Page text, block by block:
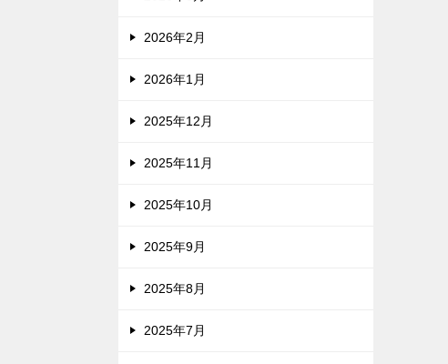
2026年2月
2026年1月
2025年12月
2025年11月
2025年10月
2025年9月
2025年8月
2025年7月